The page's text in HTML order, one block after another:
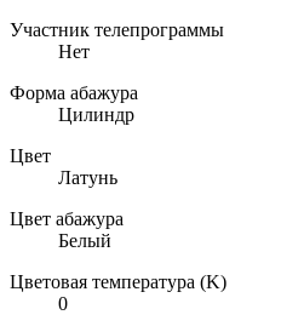
Участник телепрограммы
Нет
Форма абажура
Цилиндр
Цвет
Латунь
Цвет абажура
Белый
Цветовая температура (K)
0